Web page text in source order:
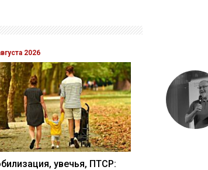
2026
увечья, ПТСР: